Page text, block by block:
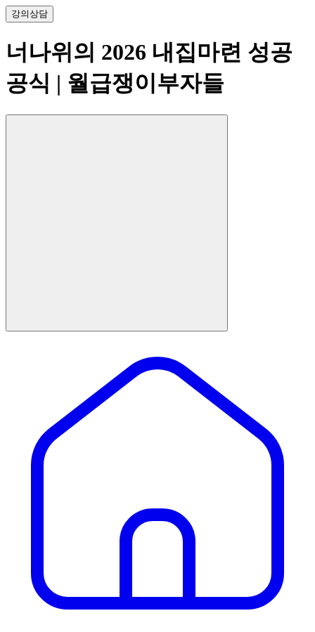
강의상담
너나위의 2026 내집마련 성공
공식 | 월급쟁이부자들